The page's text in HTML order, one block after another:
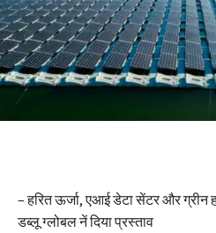
– हरित ऊर्जा, एआई डेटा सेंटर और ग्रीन
डब्लू ग्लोबल नें दिया प्रस्ताव